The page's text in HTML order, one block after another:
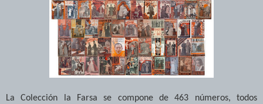
La Colección la Farsa se compone de 463 números, todos